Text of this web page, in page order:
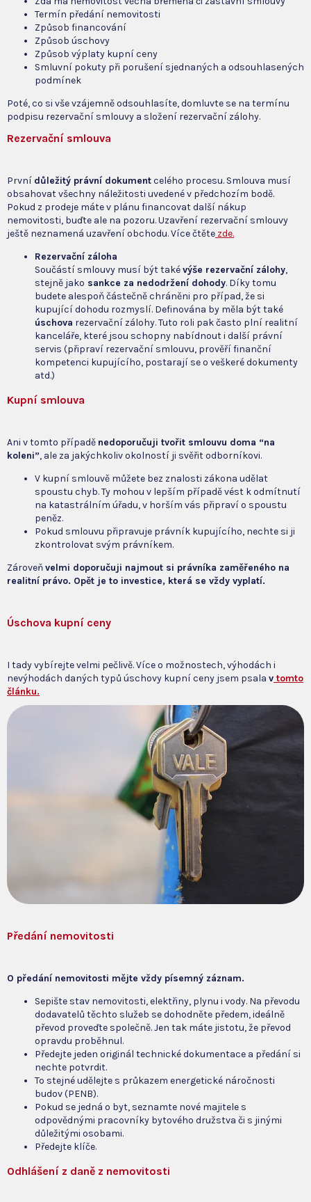
Termín předání nemovitosti
Způsob financování
Způsob úschovy
Způsob výplaty kupní ceny
Smluvní pokuty při porušení sjednaných a odsouhlasených
podmínek
Poté, co si vše vzájemně odsouhlasíte, domluvte se na termínu
podpisu rezervační smlouvy a složení rezervační zálohy.
Rezervační smlouva
První důležitý právní dokumentcelého procesu. Smlouva musí
obsahovat všechny náležitosti uvedené v předchozím bodě.
Pokud z prodeje máte v plánu financovat další nákup
nemovitosti, buďte ale na pozoru. Uzavření rezervační smlouvy
ještě neznamená uzavření obchodu. Více čtěte zde.
Rezervační záloha
Součástí smlouvy musí být takévýše rezervační zálohy,
stejně jako sankce za nedodržení dohody. Díky tomu
budete alespoň částečně chráněni pro případ, že si
kupující dohodu rozmyslí. Definována by měla být také
úschova rezervační zálohy. Tuto roli pak často plní realitní
kanceláře, které jsou schopny nabídnout i další právní
servis (připraví rezervační smlouvu, prověří finanční
kompetenci kupujícího, postarají se o veškeré dokumenty
atd.)
Kupní smlouva
Ani v tomto případě nedoporučuji tvořit smlouvu doma “na
koleni”, ale za jakýchkoliv okolností ji svěřit odborníkovi.
V kupní smlouvě můžete bez znalosti zákona udělat
spoustu chyb. Ty mohou v lepším případě vést k odmítnutí
na katastrálním úřadu, v horším vás připraví o spoustu
peněz.
Pokud smlouvu připravuje právník kupujícího, nechte si ji
zkontrolovat svým právníkem.
Zároveňvelmi doporučuji najmout si právníka zaměřeného na
realitní právo. Opět je to investice, která se vždy vyplatí.
Úschova kupní ceny
I tady vybírejte velmi pečlivě. Více o možnostech, výhodách i
nevýhodách daných typů úschovy kupní ceny jsem psala v tomto
článku.
Předání nemovitosti
O předání nemovitosti mějte vždy písemný záznam.
Sepište stav nemovitosti, elektřiny, plynu i vody. Na převodu
dodavatelů těchto služeb se dohodněte předem, ideálně
převod proveďte společně. Jen tak máte jistotu, že převod
opravdu proběhnul.
Předejte jeden originál technické dokumentace a předání si
nechte potvrdit.
To stejné udělejte s průkazem energetické náročnosti
budov (PENB).
Pokud se jedná o byt, seznamte nové majitele s
odpovědnými pracovníky bytového družstva či s jinými
důležitými osobami.
Předejte klíče.
Odhlášení z daně z nemovitosti